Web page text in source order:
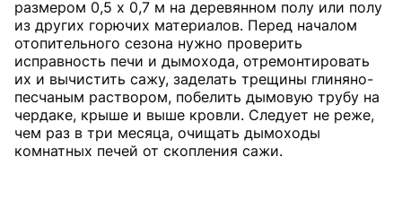
размером 0,5 х 0,7 м на деревянном полу или полу
из других горючих материалов. Перед началом
отопительного сезона нужно проверить
исправность печи и дымохода, отремонтировать
их и вычистить сажу, заделать трещины глиняно-
песчаным раствором, побелить дымовую трубу на
чердаке, крыше и выше кровли. Следует не реже,
чем раз в три месяца, очищать дымоходы
комнатных печей от скопления сажи.